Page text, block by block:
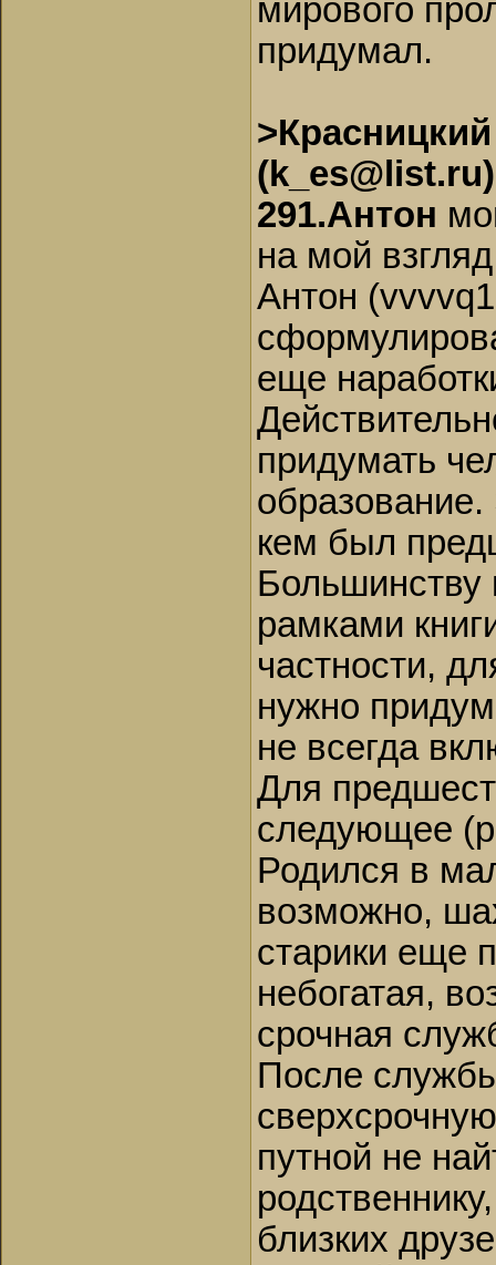
мирового
придумал.
291.Антон
на мой
Антон
еще
придумать
кем был
Большинству
рамками
частности,
нужно
не всегда
Для
следующее
Родился в
возможно,
старики еще
небогатая,
срочная
После
путной не
близких